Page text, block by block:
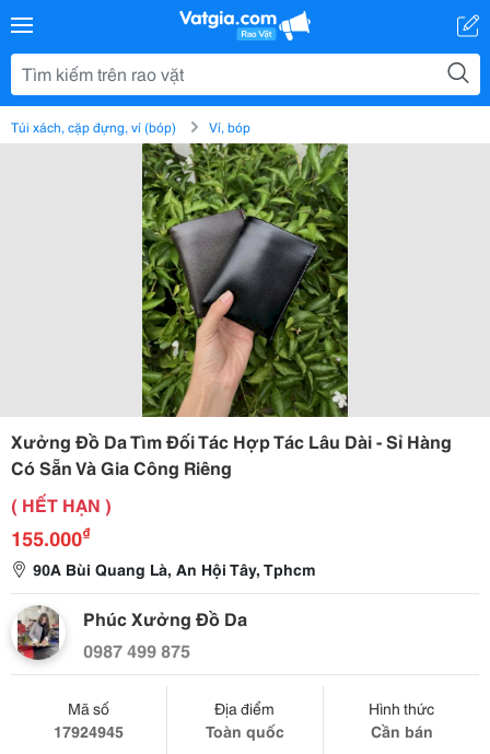
Túi xách, cặp đựng, ví (bóp) Ví, bóp
Xưởng Đồ Da Tìm Đối Tác Hợp Tác Lâu Dài - Sỉ Hàng
Có Sẵn Và Gia Công Riêng
( HẾT HẠN )
155.000₫
90A Bùi Quang Là, An Hội Tây, Tphcm
Phúc Xưởng Đồ Da
0987 499 875
Mã số
17924945
Địa điểm
Toàn quốc
Hình thức
Cần bán